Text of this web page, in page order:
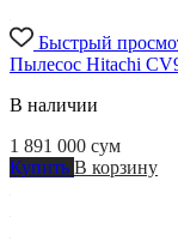
Быстрый
Пылесос Hitachi
В наличии
1 891 000 сум
Купить В корзину